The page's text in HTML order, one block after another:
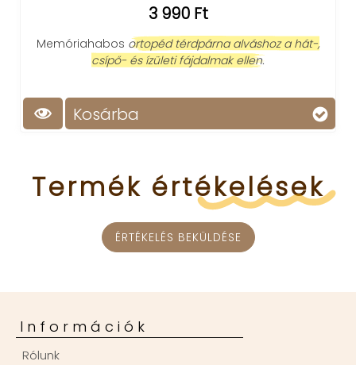
3 990 Ft
Memóriahabos ortopéd térdpárna alváshoz a hát-,
csípő- és ízületi fájdalmak ellen.
Kosárba
Termék értékelések
ÉRTÉKELÉS BEKÜLDÉSE
Információk
Rólunk